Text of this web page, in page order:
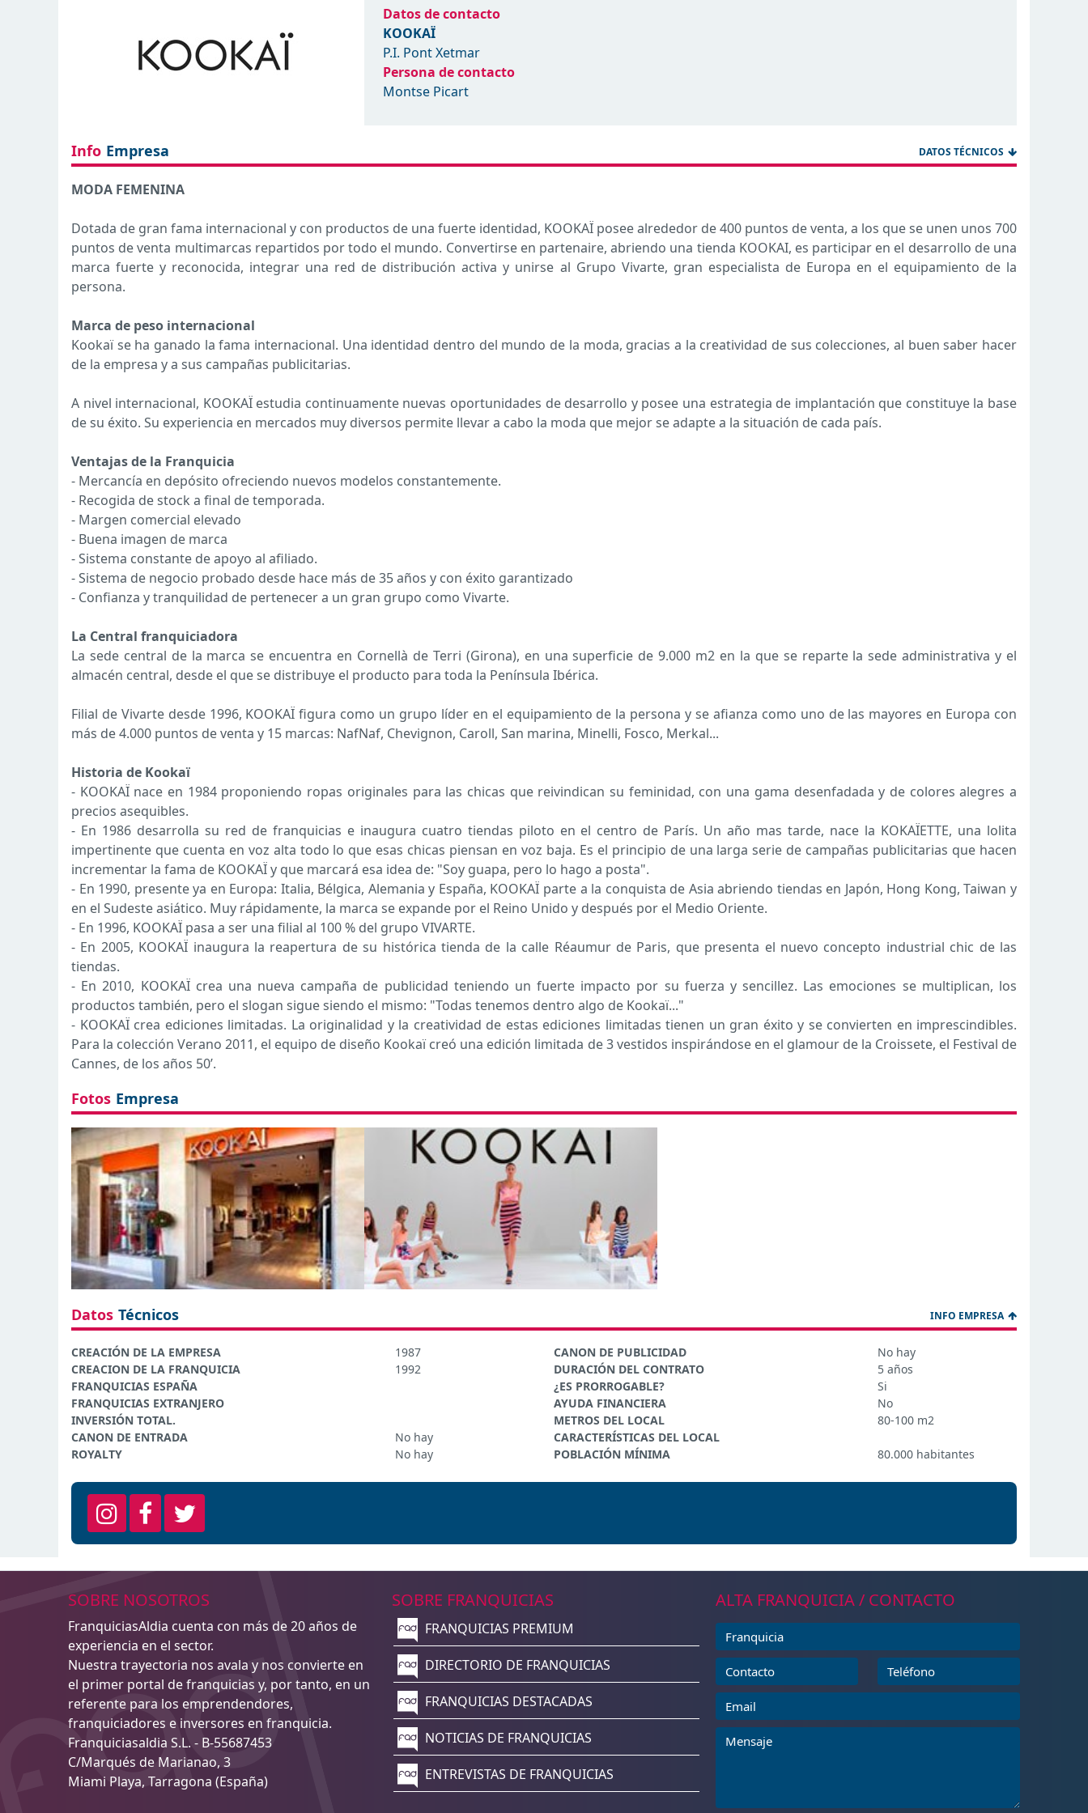
Datos de contacto
KOOKAÏ
P.I. Pont Xetmar
Persona de contacto
Montse Picart
Info Empresa DATOS TÉCNICOS
MODA FEMENINA
Dotada de gran fama internacional y con productos de una fuerte identidad, KOOKAÏ posee alrededor de 400 puntos de venta, a los que se unen unos 700
puntos de venta multimarcas repartidos por todo el mundo. Convertirse en partenaire, abriendo una tienda KOOKAI, es participar en el desarrollo de una
marca fuerte y reconocida, integrar una red de distribución activa y unirse al Grupo Vivarte, gran especialista de Europa en el equipamiento de la
persona.
Marca de peso internacional
Kookaï se ha ganado la fama internacional. Una identidad dentro del mundo de la moda, gracias a la creatividad de sus colecciones, al buen saber hacer
de la empresa y a sus campañas publicitarias.
A nivel internacional, KOOKAÏ estudia continuamente nuevas oportunidades de desarrollo y posee una estrategia de implantación que constituye la base
de su éxito. Su experiencia en mercados muy diversos permite llevar a cabo la moda que mejor se adapte a la situación de cada país.
Ventajas de la Franquicia
- Mercancía en depósito ofreciendo nuevos modelos constantemente.
- Recogida de stock a final de temporada.
- Margen comercial elevado
- Buena imagen de marca
- Sistema constante de apoyo al afiliado.
- Sistema de negocio probado desde hace más de 35 años y con éxito garantizado
- Confianza y tranquilidad de pertenecer a un gran grupo como Vivarte.
La Central franquiciadora
La sede central de la marca se encuentra en Cornellà de Terri (Girona), en una superficie de 9.000 m2 en la que se reparte la sede administrativa y el
almacén central, desde el que se distribuye el producto para toda la Península Ibérica.
Filial de Vivarte desde 1996, KOOKAÏ figura como un grupo líder en el equipamiento de la persona y se afianza como uno de las mayores en Europa con
más de 4.000 puntos de venta y 15 marcas: NafNaf, Chevignon, Caroll, San marina, Minelli, Fosco, Merkal...
Historia de Kookaï
- KOOKAÏ nace en 1984 proponiendo ropas originales para las chicas que reivindican su feminidad, con una gama desenfadada y de colores alegres a
precios asequibles.
- En 1986 desarrolla su red de franquicias e inaugura cuatro tiendas piloto en el centro de París. Un año mas tarde, nace la KOKAÏETTE, una lolita
impertinente que cuenta en voz alta todo lo que esas chicas piensan en voz baja. Es el principio de una larga serie de campañas publicitarias que hacen
incrementar la fama de KOOKAÏ y que marcará esa idea de: "Soy guapa, pero lo hago a posta".
- En 1990, presente ya en Europa: Italia, Bélgica, Alemania y España, KOOKAÏ parte a la conquista de Asia abriendo tiendas en Japón, Hong Kong, Taiwan y
en el Sudeste asiático. Muy rápidamente, la marca se expande por el Reino Unido y después por el Medio Oriente.
- En 1996, KOOKAÏ pasa a ser una filial al 100 % del grupo VIVARTE.
- En 2005, KOOKAÏ inaugura la reapertura de su histórica tienda de la calle Réaumur de Paris, que presenta el nuevo concepto industrial chic de las
tiendas.
- En 2010, KOOKAÏ crea una nueva campaña de publicidad teniendo un fuerte impacto por su fuerza y sencillez. Las emociones se multiplican, los
productos también, pero el slogan sigue siendo el mismo: "Todas tenemos dentro algo de Kookaï..."
- KOOKAÏ crea ediciones limitadas. La originalidad y la creatividad de estas ediciones limitadas tienen un gran éxito y se convierten en imprescindibles.
Para la colección Verano 2011, el equipo de diseño Kookaï creó una edición limitada de 3 vestidos inspirándose en el glamour de la Croissete, el Festival de
Cannes, de los años 50’.
Fotos Empresa
Datos Técnicos INFO EMPRESA
CREACIÓN DE LA EMPRESA
1987
CREACION DE LA FRANQUICIA
1992
FRANQUICIAS ESPAÑA
FRANQUICIAS EXTRANJERO
INVERSIÓN TOTAL.
CANON DE ENTRADA
No hay
ROYALTY
No hay
CANON DE PUBLICIDAD
No hay
DURACIÓN DEL CONTRATO
5 años
¿ES PRORROGABLE?
Si
AYUDA FINANCIERA
No
METROS DEL LOCAL
80-100 m2
CARACTERÍSTICAS DEL LOCAL
POBLACIÓN MÍNIMA
80.000 habitantes
SOBRE NOSOTROS
FranquiciasAldia cuenta con más de 20 años de
experiencia en el sector.
Nuestra trayectoria nos avala y nos convierte en
el primer portal de franquicias y, por tanto, en un
referente para los emprendendores,
franquiciadores e inversores en franquicia.
Franquiciasaldia S.L. - B-55687453
C/Marqués de Marianao, 3
Miami Playa, Tarragona (España)
SOBRE FRANQUICIAS
FRANQUICIAS PREMIUM
DIRECTORIO DE FRANQUICIAS
FRANQUICIAS DESTACADAS
NOTICIAS DE FRANQUICIAS
ENTREVISTAS DE FRANQUICIAS
ALTA FRANQUICIA / CONTACTO